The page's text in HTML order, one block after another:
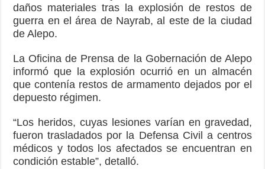
daños materiales tras la explosión de restos de
guerra en el área de Nayrab, al este de la ciudad
de Alepo.
La Oficina de Prensa de la Gobernación de Alepo
informó que la explosión ocurrió en un almacén
que contenía restos de armamento dejados por el
depuesto régimen.
“Los heridos, cuyas lesiones varían en gravedad,
fueron trasladados por la Defensa Civil a centros
médicos y todos los afectados se encuentran en
condición estable”, detalló.